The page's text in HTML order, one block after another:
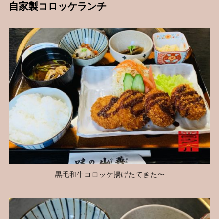
自家製コロッケランチ
黒毛和牛コロッケ揚げたてきた〜